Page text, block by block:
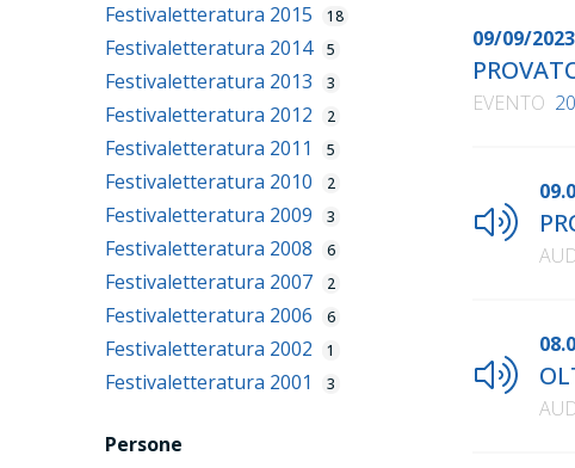
Festivaletteratura 2015 18
Festivaletteratura 2014 5
Festivaletteratura 2013 3
Festivaletteratura 2012 2
Festivaletteratura 2011 5
Festivaletteratura 2010 2
Festivaletteratura 2009 3
Festivaletteratura 2008 6
Festivaletteratura 2007 2
Festivaletteratura 2006 6
Festivaletteratura 2002 1
Festivaletteratura 2001 3
Persone
09/09/
EVENTO